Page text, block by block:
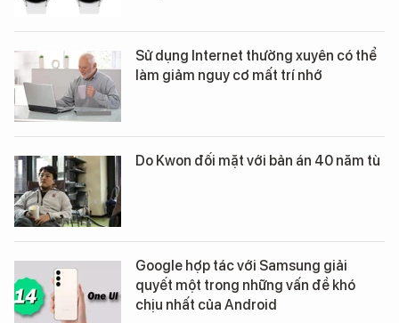
Sử dụng Internet thường xuyên có thể
làm giảm nguy cơ mất trí nhớ
Do Kwon đối mặt với bản án 40 năm tù
Google hợp tác với Samsung giải
quyết một trong những vấn đề khó
chịu nhất của Android